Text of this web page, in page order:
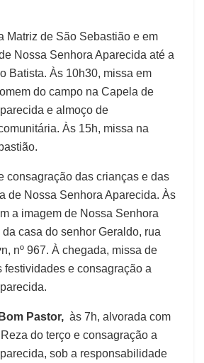
Matriz de São Sebastião e em
Nossa Senhora Aparecida até a
Batista. Às 10h30, missa em
do campo na Capela de
e almoço de
Às 15h, missa na
consagração das crianças e das
de Nossa Senhora Aparecida. Às
a imagem de Nossa Senhora
casa do senhor Geraldo, rua
nº 967. À chegada, missa de
festividades e consagração a
Pastor, às 7h, alvorada com
do terço e consagração a
sob a responsabilidade